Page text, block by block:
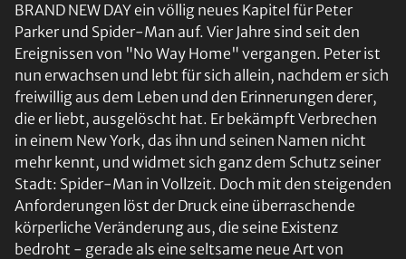
BRAND NEW DAY ein völlig neues Kapitel für Peter
Parker und Spider-Man auf. Vier Jahre sind seit den
Ereignissen von "No Way Home" vergangen. Peter ist
nun erwachsen und lebt für sich allein, nachdem er sich
freiwillig aus dem Leben und den Erinnerungen derer,
die er liebt, ausgelöscht hat. Er bekämpft Verbrechen
in einem New York, das ihn und seinen Namen nicht
mehr kennt, und widmet sich ganz dem Schutz seiner
Stadt: Spider-Man in Vollzeit. Doch mit den steigenden
Anforderungen löst der Druck eine überraschende
körperliche Veränderung aus, die seine Existenz
bedroht - gerade als eine seltsame neue Art von